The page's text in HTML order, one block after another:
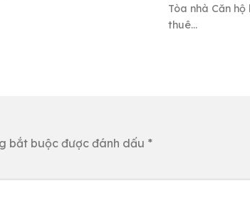
Tòa nhà Căn
thuê...
bắt buộc được đánh dấu *